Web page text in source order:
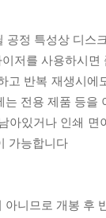
공정 특성상 디스
저를 사용하시
고 반복 재생시
전용 제품 등
아있거나 인쇄
가능합니다
니므로 개봉 후